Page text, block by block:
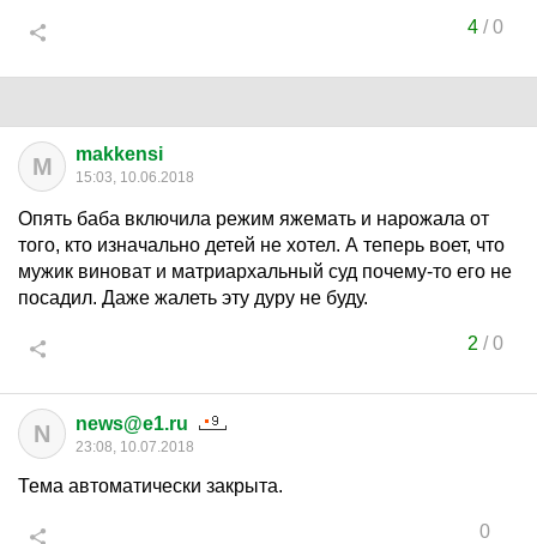
4/0
M makkensi
15:03, 10.06.2018
Опять баба включила режим яжемать и нарожала от
того, кто изначально детей не хотел. А теперь воет, что
мужик виноват и матриархальный суд почему-то его не
посадил. Даже жалеть эту дуру не буду.
2 /0
N news@e1.ru
23:08, 10.07.2018
Тема автоматически закрыта.
0